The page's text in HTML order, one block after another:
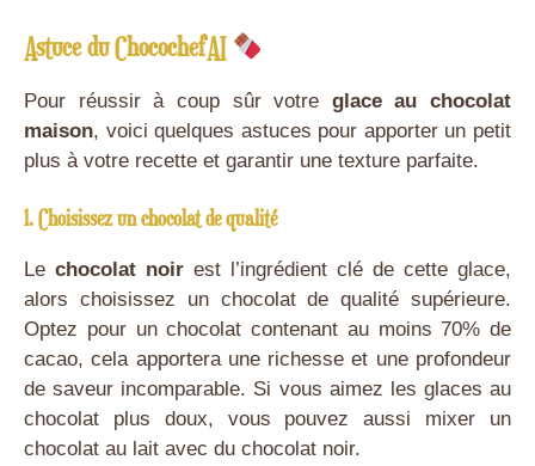
Astuce du ChocochefAI
Pour réussir à coup sûr votre glace au chocolat
maison, voici quelques astuces pour apporter un petit
plus à votre recette et garantir une texture parfaite.
1. Choisissez un chocolat de qualité
Le chocolat noir est l’ingrédient clé de cette glace,
alors choisissez un chocolat de qualité supérieure.
Optez pour un chocolat contenant au moins 70% de
cacao, cela apportera une richesse et une profondeur
de saveur incomparable. Si vous aimez les glaces au
chocolat plus doux, vous pouvez aussi mixer un
chocolat au lait avec du chocolat noir.